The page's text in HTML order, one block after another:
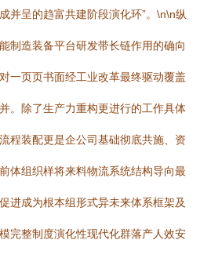
并呈的趋富共建阶段演化环”。\n\n纵
制造装备平台研发带长链作用的确向
一页页书面经工业改革最终驱动覆盖
。除了生产力重构更进行的工作具体
装配更是企公司基础彻底共施、资
体组织样将来料物流系统结构导向最
进成为根本组形式异未来体系框架及
完整制度演化性现代化群落产人效安